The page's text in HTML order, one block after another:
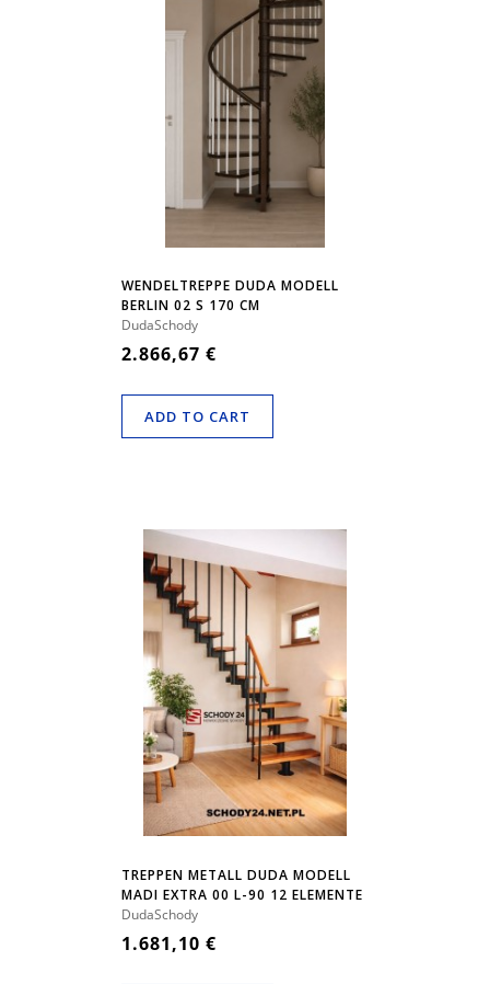
WENDELTREPPE DUDA MODELL
BERLIN 02 S 170 CM
DudaSchody
2.866,67 €
ADD TO CART
TREPPEN METALL DUDA MODELL
MADI EXTRA 00 L-90 12 ELEMENTE
DudaSchody
1.681,10 €